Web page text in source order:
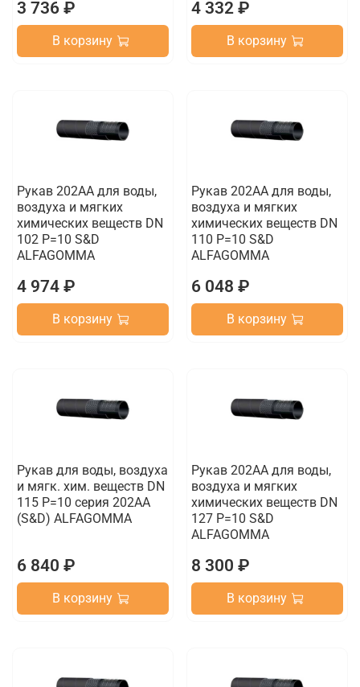
3 736 ₽
В корзину
4 332 ₽
В корзину
Рукав 202AA для воды,
воздуха и мягких
химических веществ DN
102 P=10 S&D
ALFAGOMMA
4 974 ₽
В корзину
Рукав 202AA для воды,
воздуха и мягких
химических веществ DN
110 P=10 S&D
ALFAGOMMA
6 048 ₽
В корзину
Рукав для воды, воздуха
и мягк. хим. веществ DN
115 P=10 серия 202AA
(S&D) ALFAGOMMA
6 840 ₽
В корзину
Рукав 202AA для воды,
воздуха и мягких
химических веществ DN
127 P=10 S&D
ALFAGOMMA
8 300 ₽
В корзину